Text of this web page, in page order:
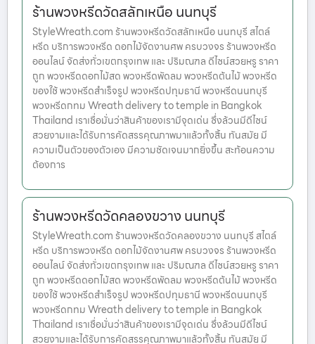
ร้านพวงหรีดวัดสลักเหนือ นนทบุรี
StyleWreath.com ร้านพวงหรีดวัดสลักเหนือ นนทบุรี สไตล์
หรีด บริการพวงหรีด ดอกไม้จัดงานศพ ครบวงจร ร้านพวงหรีด
ออนไลน์ จัดส่งทั่วเขตกรุงเทพ และ ปริมณฑล ดีไซน์สวยหรู ราคา
ถูก พวงหรีดดอกไม้สด พวงหรีดพัดลม พวงหรีดต้นไม้ พวงหรีด
ของใช้ พวงหรีดสำเร็จรูป พวงหรีดปทุมธานี พวงหรีดนนทบุรี
พวงหรีดกทม Wreath delivery to temple in Bangkok
Thailand เราเชื่อมั่นว่าสินค้าของเรามีจุดเด่น ซึ่งล้วนมีดีไซน์
สวยงามและได้รับการคัดสรรคุณภาพมาแล้วทั้งสิ้น ทันสมัย มี
ความเป็นตัวของตัวเอง มีความชัดเจนมากยิ่งขึ้น สะท้อนความ
ต้องการ
ร้านพวงหรีดวัดคลองขวาง นนทบุรี
StyleWreath.com ร้านพวงหรีดวัดคลองขวาง นนทบุรี สไตล์
หรีด บริการพวงหรีด ดอกไม้จัดงานศพ ครบวงจร ร้านพวงหรีด
ออนไลน์ จัดส่งทั่วเขตกรุงเทพ และ ปริมณฑล ดีไซน์สวยหรู ราคา
ถูก พวงหรีดดอกไม้สด พวงหรีดพัดลม พวงหรีดต้นไม้ พวงหรีด
ของใช้ พวงหรีดสำเร็จรูป พวงหรีดปทุมธานี พวงหรีดนนทบุรี
พวงหรีดกทม Wreath delivery to temple in Bangkok
Thailand เราเชื่อมั่นว่าสินค้าของเรามีจุดเด่น ซึ่งล้วนมีดีไซน์
สวยงามและได้รับการคัดสรรคุณภาพมาแล้วทั้งสิ้น ทันสมัย มี